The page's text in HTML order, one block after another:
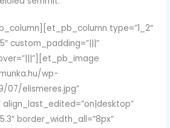
type=”1_2″
custom_padding=”|||”
wp-
07/elismeres.jpg”
border_width_all=”8px”